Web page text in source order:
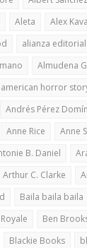
Aleta Alex Kava
alianza editorial
Almudena
american horror
Andrés Pérez
Anne Rice Anne
B. Daniel
Arthur C. Clarke
Baila baila baila
Ben
Blackie Books